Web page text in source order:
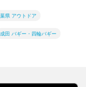
県 アウトドア
成田 バギー・四輪バギー